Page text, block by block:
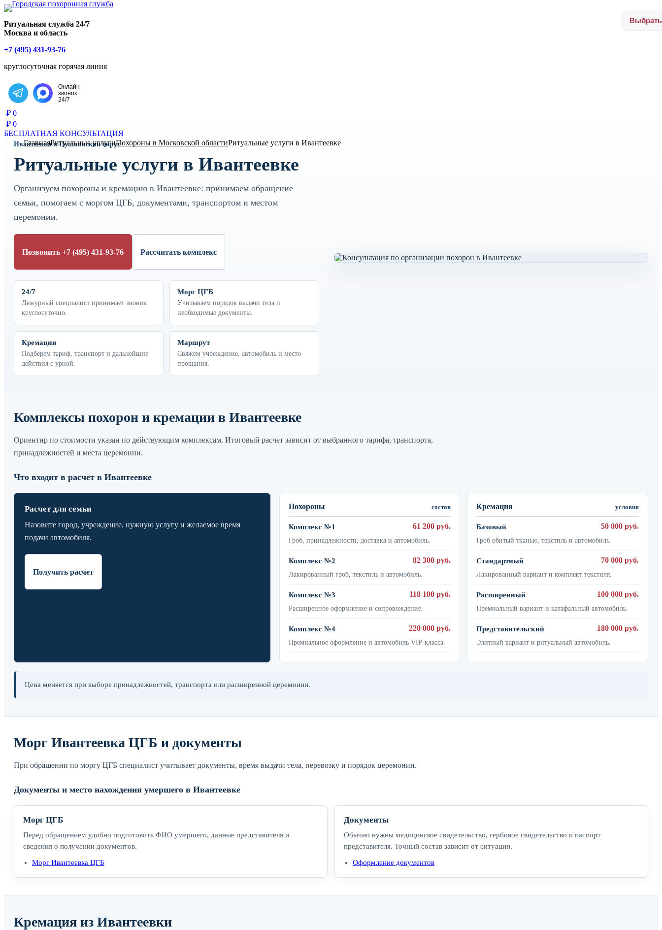
Ритуальная служба 24/7
Москва и область
+7 (495) 431-93-76
круглосуточная горячая линия
Написать в Telegram
Онлайн
звонок
24/7
₽ 0
₽ 0
БЕСПЛАТНАЯ КОНСУЛЬТАЦИЯ
ГлавнаяРитуальные услугиПохороны в Московской областиРитуальные услуги в Ивантеевке
Ивантеевка и Пушкинский округ
Ритуальные услуги в Ивантеевке
Организуем похороны и кремацию в Ивантеевке: принимаем обращение
семьи, помогаем с моргом ЦГБ, документами, транспортом и местом
церемонии.
Позвонить +7 (495) 431-93-76 Рассчитать комплекс
24/7
Дежурный специалист принимает звонок
круглосуточно.
Морг ЦГБ
Учитываем порядок выдачи тела и
необходимые документы.
Кремация
Подберем тариф, транспорт и дальнейшие
действия с урной.
Маршрут
Свяжем учреждение, автомобиль и место
прощания.
Комплексы похорон и кремации в Ивантеевке
Ориентир по стоимости указан по действующим комплексам. Итоговый расчет зависит от выбранного тарифа, транспорта,
принадлежностей и места церемонии.
Что входит в расчет в Ивантеевке
Расчет для семьи
Назовите город, учреждение, нужную услугу и желаемое время
подачи автомобиля.
Получить расчет
Похороны состав
Комплекс №1 61 200 руб.
Гроб, принадлежности, доставка и автомобиль.
Комплекс №2 82 300 руб.
Лакированный гроб, текстиль и автомобиль.
Комплекс №3 118 100 руб.
Расширенное оформление и сопровождение.
Комплекс №4 220 000 руб.
Премиальное оформление и автомобиль VIP-класса.
Кремация условия
Базовый 50 000 руб.
Гроб обитый тканью, текстиль и автомобиль.
Стандартный 70 000 руб.
Лакированный вариант и комплект текстиля.
Расширенный 100 000 руб.
Премиальный вариант и катафальный автомобиль.
Представительский 180 000 руб.
Элитный вариант и ритуальный автомобиль.
Цена меняется при выборе принадлежностей, транспорта или расширенной церемонии.
Морг Ивантеевка ЦГБ и документы
При обращении по моргу ЦГБ специалист учитывает документы, время выдачи тела, перевозку и порядок церемонии.
Документы и место нахождения умершего в Ивантеевке
Морг ЦГБ
Перед обращением удобно подготовить ФИО умершего, данные представителя и
сведения о получении документов.
Морг Ивантеевка ЦГБ
Документы
Обычно нужны медицинское свидетельство, гербовое свидетельство и паспорт
представителя. Точный состав зависит от ситуации.
Оформление документов
Кремация из Ивантеевки